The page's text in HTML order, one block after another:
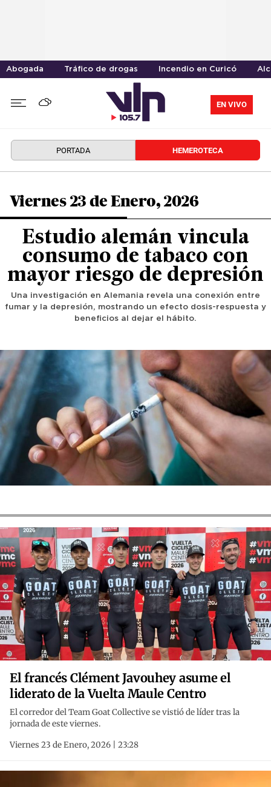
Abogada Tráfico de drogas Incendio en Curicó
EN VIVO
PORTADA HEMEROTECA
Viernes 23 de Enero, 2026
Estudio alemán vincula
consumo de tabaco con
mayor riesgo de depresión
Una investigación en Alemania revela una conexión entre
fumar y la depresión, mostrando un efecto dosis-respuesta y
beneficios al dejar el hábito.
El francés Clément Javouhey asume el
liderato de la Vuelta Maule Centro
El corredor del Team Goat Collective se vistió de líder tras la
jornada de este viernes.
Viernes 23 de Enero, 2026 | 23:28